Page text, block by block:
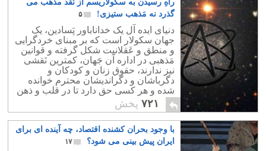
راهِ رسیدن به سکولاریسم از نَقد مذهب می
گذرد نه مَذهب ستیزی!
۵
دنیای ایده آل یک خداناباور پَسادین، یک
جهان سکولار است که بر مبنای خردگرایی
و منطق و عَقلانیت شکل گرفته و قوانین
مَذهبی در اداره آن جَهان، کمترین نَقشی
نیز ندارند، حقوق زنان و کودکان و
دگرباشان و دگراندیشان محترم خوانده
شده و هر کسی حق دارد تا در قلب و ذهن
خود، به هر چه که می خواهد ایمان داشته
باشد.
۷۲۱ پخش
با وجود بحران کشنده اقتصاد، چه آینده ای برای
ایران پیش بینی می شود؟
۱۷